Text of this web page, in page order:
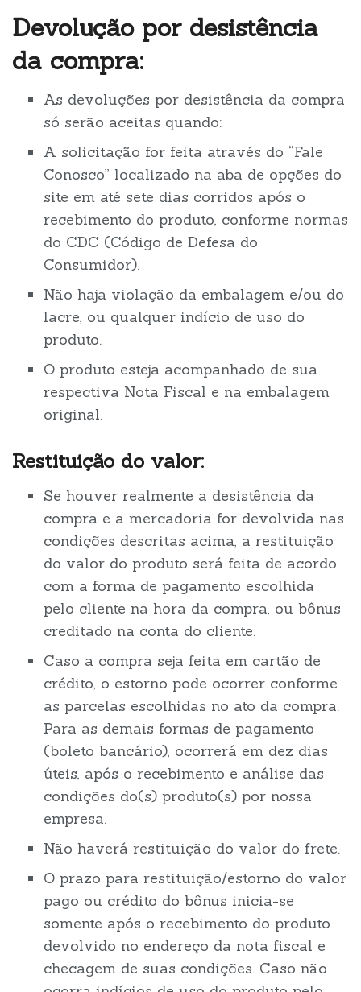
Devolução por desistência
da compra:
As devoluções por desistência da compra
só serão aceitas quando:
A solicitação for feita através do “Fale
Conosco” localizado na aba de opções do
site em até sete dias corridos após o
recebimento do produto, conforme normas
do CDC (Código de Defesa do
Consumidor).
Não haja violação da embalagem e/ou do
lacre, ou qualquer indício de uso do
produto.
O produto esteja acompanhado de sua
respectiva Nota Fiscal e na embalagem
original.
Restituição do valor:
Se houver realmente a desistência da
compra e a mercadoria for devolvida nas
condições descritas acima, a restituição
do valor do produto será feita de acordo
com a forma de pagamento escolhida
pelo cliente na hora da compra, ou bônus
creditado na conta do cliente.
Caso a compra seja feita em cartão de
crédito, o estorno pode ocorrer conforme
as parcelas escolhidas no ato da compra.
Para as demais formas de pagamento
(boleto bancário), ocorrerá em dez dias
úteis, após o recebimento e análise das
condições do(s) produto(s) por nossa
empresa.
Não haverá restituição do valor do frete.
O prazo para restituição/estorno do valor
pago ou crédito do bônus inicia-se
somente após o recebimento do produto
devolvido no endereço da nota fiscal e
checagem de suas condições. Caso não